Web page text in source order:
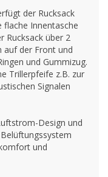
der Rucksack
flache Innentasche
Rucksack über 2
auf der Front und
und Gummizug.
Trillerpfeife z.B. zur
Signalen
Design und
und